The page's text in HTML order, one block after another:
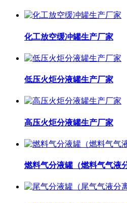
化工放空缓冲罐生产厂家
低压火炬分液罐生产厂家
高压火炬分液罐生产厂家
燃料气分液罐（燃料气气液